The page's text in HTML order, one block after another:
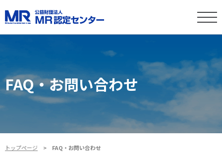
FAQ・お問い合わせ
トップページ FAQ・お問い合わせ